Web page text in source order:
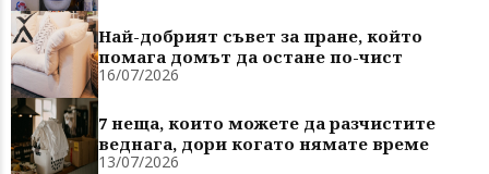
Най-добрият съвет за пране, който
помага домът да остане по-чист
16/07/2026
7 неща, които можете да разчистите
веднага, дори когато нямате време
13/07/2026